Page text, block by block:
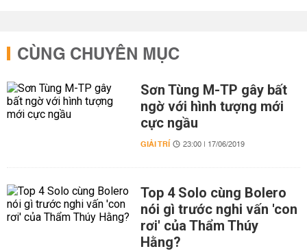
CÙNG CHUYÊN MỤC
Sơn Tùng M-TP gây bất
ngờ với hình tượng mới
cực ngầu
GIẢI TRÍ 23:00 | 17/06/2019
Top 4 Solo cùng Bolero
nói gì trước nghi vấn 'con
rơi' của Thẩm Thúy
Hằng?